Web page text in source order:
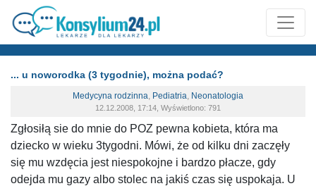
... u noworodka (3 tygodnie), można podać?
Medycyna rodzinna, Pediatria, Neonatologia
12.12.2008, 17:14, Wyświetlono: 791
Zgłosiłą sie do mnie do POZ pewna kobieta, która ma
dziecko w wieku 3tygodni. Mówi, że od kilku dni zaczęły
się mu wzdęcia jest niespokojne i bardzo płacze, gdy
odejda mu gazy albo stolec na jakiś czas się uspokaja. U